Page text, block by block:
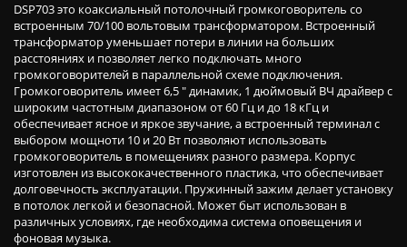
DSP703 это коаксиальный потолочный громкоговоритель со
встроенным 70/100 вольтовым трансформатором. Встроенный
трансформатор уменьшает потери в линии на больших
расстояниях и позволяет легко подключать много
громкоговорителей в параллельной схеме подключения.
Громкоговоритель имеет 6,5 " динамик, 1 дюймовый ВЧ драйвер с
широким частотным диапазоном от 60 Гц и до 18 кГц и
обеспечивает ясное и яркое звучание, а встроенный терминал с
выбором мощноти 10 и 20 Вт позволяют использовать
громкоговоритель в помещениях разного размера. Корпус
изготовлен из высококачественного пластика, что обеспечивает
долговечность эксплуатации. Пружинный зажим делает установку
в потолок легкой и безопасной. Может быт использован в
различных условиях, где необходима система оповещения и
фоновая музыка.